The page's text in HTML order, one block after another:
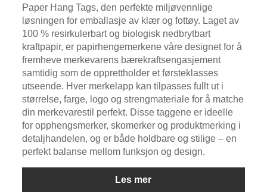
Paper Hang Tags, den perfekte miljøvennlige
løsningen for emballasje av klær og fottøy. Laget av
100 % resirkulerbart og biologisk nedbrytbart
kraftpapir, er papirhengemerkene våre designet for å
fremheve merkevarens bærekraftsengasjement
samtidig som de opprettholder et førsteklasses
utseende. Hver merkelapp kan tilpasses fullt ut i
størrelse, farge, logo og strengmateriale for å matche
din merkevarestil perfekt. Disse taggene er ideelle
for opphengsmerker, skomerker og produktmerking i
detaljhandelen, og er både holdbare og stilige – en
perfekt balanse mellom funksjon og design.
Les mer